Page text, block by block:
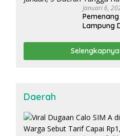
Januari 6,
Lampung
Hasil MK
Selengkapnya
Daerah